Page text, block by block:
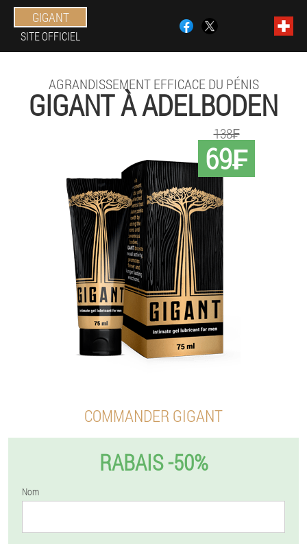
GIGANT
SITE OFFICIEL
AGRANDISSEMENT EFFICACE DU PÉNIS
GIGANT À ADELBODEN
69₣
138₣
COMMANDER GIGANT
RABAIS -50%
Nom